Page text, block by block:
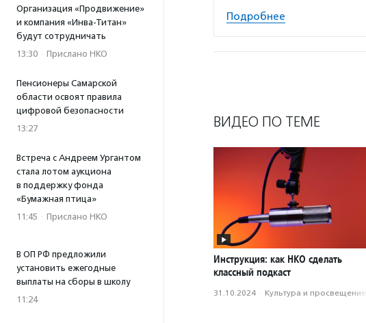
Организация «Продвижение»
и компания «Инва-Титан»
будут сотрудничать
13:30 · Прислано НКО
Пенсионеры Самарской
области освоят правила
цифровой безопасности
13:27
Встреча с Андреем Ургантом
стала лотом аукциона
в поддержку фонда
«Бумажная птица»
11:45 · Прислано НКО
В ОП РФ предложили
установить ежегодные
выплаты на сборы в школу
11:24
Подробнее
ВИДЕО ПО ТЕМЕ
Инструкция: как НКО сделать
классный подкаст
31.10.2024 · Культура и просвещение